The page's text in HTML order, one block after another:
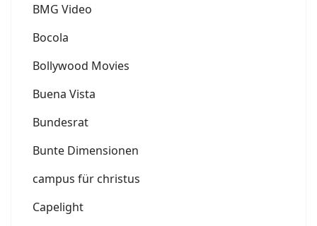
BMG Video
Bocola
Bollywood Movies
Buena Vista
Bundesrat
Bunte Dimensionen
campus für christus
Capelight